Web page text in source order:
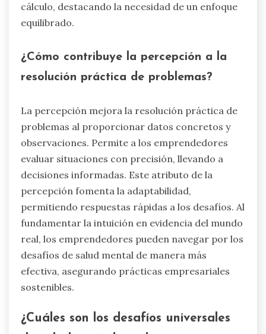
cálculo, destacando la necesidad de un enfoque
equilibrado.
¿Cómo contribuye la percepción a la
resolución práctica de problemas?
La percepción mejora la resolución práctica de
problemas al proporcionar datos concretos y
observaciones. Permite a los emprendedores
evaluar situaciones con precisión, llevando a
decisiones informadas. Este atributo de la
percepción fomenta la adaptabilidad,
permitiendo respuestas rápidas a los desafíos. Al
fundamentar la intuición en evidencia del mundo
real, los emprendedores pueden navegar por los
desafíos de salud mental de manera más
efectiva, asegurando prácticas empresariales
sostenibles.
¿Cuáles son los desafíos universales